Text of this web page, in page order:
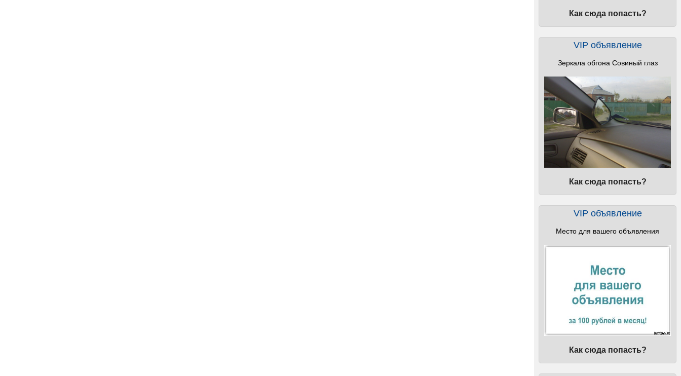
Как сюда попасть?
VIP объявление
Зеркала обгона Совиный глаз
Как сюда попасть?
VIP объявление
Место для вашего объявления
Как сюда попасть?